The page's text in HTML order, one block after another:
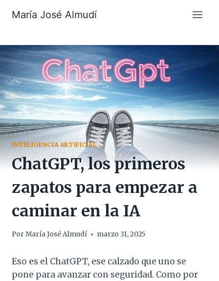
María José Almudí
INTELIGENCIA ARTIFICIAL
ChatGPT, los primeros
zapatos para empezar a
caminar en la IA
Por María José Almudí marzo 31, 2025
Eso es el ChatGPT, ese calzado que uno se
pone para avanzar con seguridad. Como por